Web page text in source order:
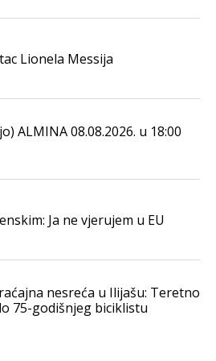
Lionela Messija
ALMINA 08.08.2026. u 18:00
Ja ne vjerujem u EU
nesreća u Ilijašu: Teretno
75-godišnjeg biciklistu